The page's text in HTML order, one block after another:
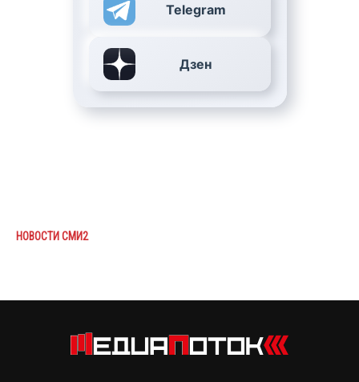
Telegram
Дзен
НОВОСТИ СМИ2